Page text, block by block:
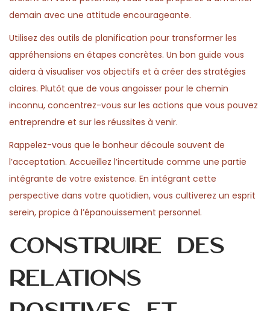
demain avec une attitude encourageante.
Utilisez des outils de planification pour transformer les
appréhensions en étapes concrètes. Un bon guide vous
aidera à visualiser vos objectifs et à créer des stratégies
claires. Plutôt que de vous angoisser pour le chemin
inconnu, concentrez-vous sur les actions que vous pouvez
entreprendre et sur les réussites à venir.
Rappelez-vous que le bonheur découle souvent de
l’acceptation. Accueillez l’incertitude comme une partie
intégrante de votre existence. En intégrant cette
perspective dans votre quotidien, vous cultiverez un esprit
serein, propice à l’épanouissement personnel.
Construire des
relations